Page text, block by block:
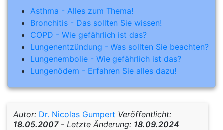
Asthma - Alles zum Thema!
Bronchitis - Das sollten Sie wissen!
COPD - Wie gefährlich ist das?
Lungenentzündung - Was sollten Sie beachten?
Lungenembolie - Wie gefährlich ist das?
Lungenödem - Erfahren Sie alles dazu!
Autor: Dr. Nicolas Gumpert Veröffentlicht:
18.05.2007- Letzte Änderung: 18.09.2024